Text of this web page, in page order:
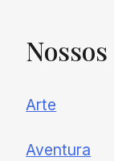
Nossos
Arte
Aventura